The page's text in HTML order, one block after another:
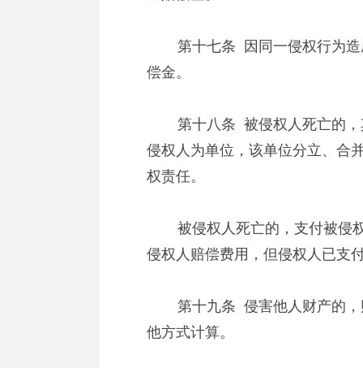
第十七条 因同一侵权行为造
偿金。
第十八条 被侵权人死亡的，
侵权人为单位，该单位分立、合
权责任。
被侵权人死亡的，支付被侵权
侵权人赔偿费用，但侵权人已支
第十九条 侵害他人财产的，
他方式计算。